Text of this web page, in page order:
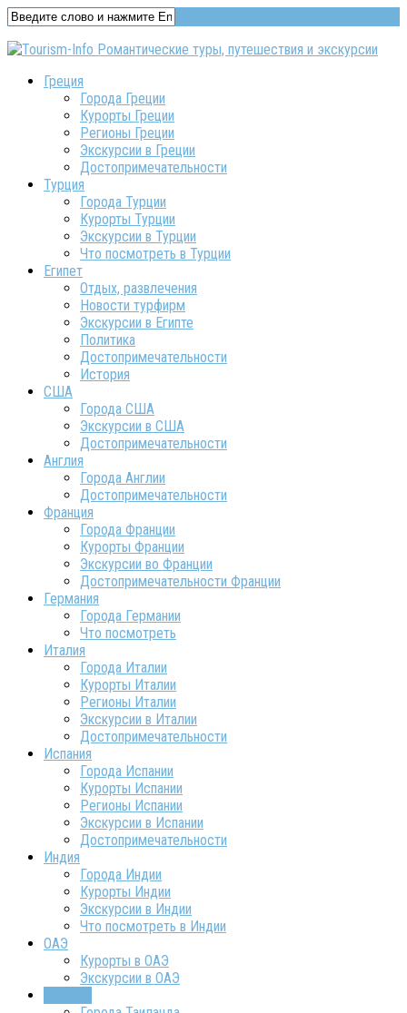
Греция
Города Греции
Курорты Греции
Регионы Греции
Экскурсии в Греции
Достопримечательности
Турция
Города Турции
Курорты Турции
Экскурсии в Турции
Что посмотреть в Турции
Египет
Отдых, развлечения
Новости турфирм
Экскурсии в Египте
Политика
Достопримечательности
История
США
Города США
Экскурсии в США
Достопримечательности
Англия
Города Англии
Достопримечательности
Франция
Города Франции
Курорты Франции
Экскурсии во Франции
Достопримечательности Франции
Германия
Города Германии
Что посмотреть
Италия
Города Италии
Курорты Италии
Регионы Италии
Экскурсии в Италии
Достопримечательности
Испания
Города Испании
Курорты Испании
Регионы Испании
Экскурсии в Испании
Достопримечательности
Индия
Города Индии
Курорты Индии
Экскурсии в Индии
Что посмотреть в Индии
ОАЭ
Курорты в ОАЭ
Экскурсии в ОАЭ